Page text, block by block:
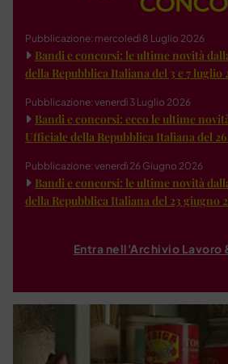
Pubblicazione: mercoledì 8 Luglio 2026
Bandi e concorsi: le ultime novità
della Repubblica Italiana del 3 e 7 luglio
Pubblicazione: venerdì 3 Luglio 2026
Bandi e concorsi: ecco le ultime
Ufficiale della Repubblica Italiana del
Pubblicazione: venerdì 26 Giugno 2026
Bandi e concorsi: le ultime novità
della Repubblica Italiana del 23 giugno
Entra nell'Archivio Lavoro